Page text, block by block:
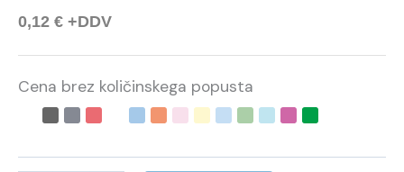
0,12 € +DDV
Cena brez količinskega popusta